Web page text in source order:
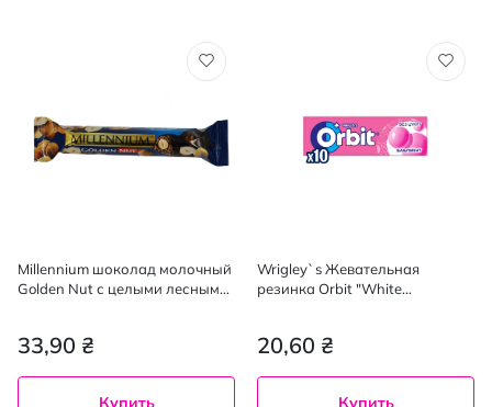
Millennium шоколад молочный
Golden Nut с целыми лесными
33,90 ₴
Купить
Wrigley`s Жевательная
резинка Оrbit "White
20,60 ₴
Купить